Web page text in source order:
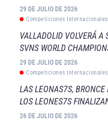
29 DE JULIO DE 2026
Competiciones Internacionales
VALLADOLID VOLVERÁ A
SVNS WORLD
29 DE JULIO DE 2026
Competiciones Internacionales
LAS LEONAS7S,
LOS LEONES7S
26 DE JULIO DE 2026